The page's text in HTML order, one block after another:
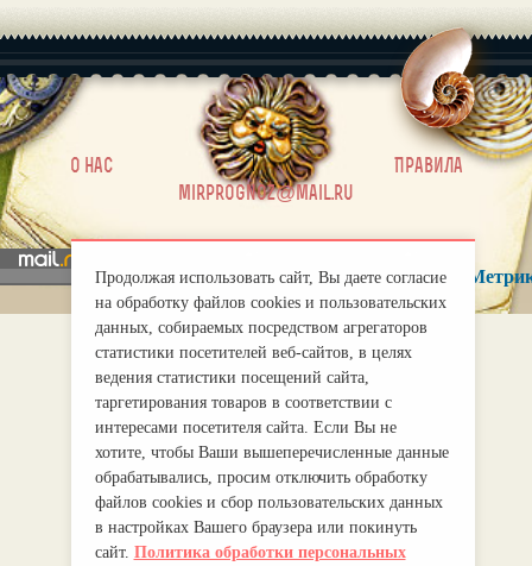
О нас |
Правила
mirprognoz@mail.ru
Продолжая использовать сайт, Вы даете согласие
на обработку файлов cookies и пользовательских
данных, собираемых посредством агрегаторов
статистики посетителей веб-сайтов, в целях
ведения статистики посещений сайта,
таргетирования товаров в соответствии с
интересами посетителя сайта. Если Вы не
хотите, чтобы Ваши вышеперечисленные данные
обрабатывались, просим отключить обработку
файлов cookies и сбор пользовательских данных
в настройках Вашего браузера или покинуть
сайт. Политика обработки персональных